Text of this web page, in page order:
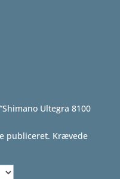
Ultegra 8100
publiceret. Krævede